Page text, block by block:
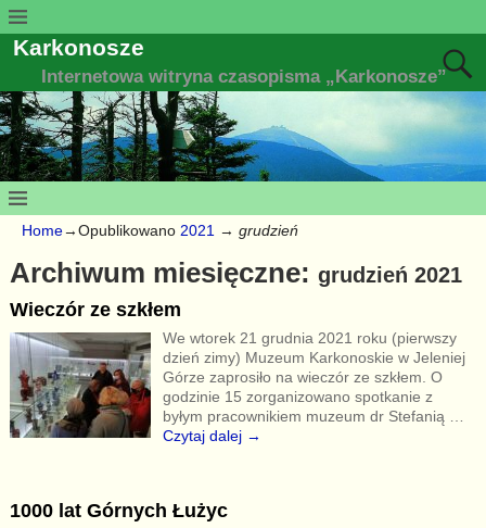
Karkonosze
Internetowa witryna czasopisma „Karkonosze”
Home→Opublikowano 2021 → grudzień
Archiwum miesięczne: grudzień 2021
Wieczór ze szkłem
We wtorek 21 grudnia 2021 roku (pierwszy
dzień zimy) Muzeum Karkonoskie w Jeleniej
Górze zaprosiło na wieczór ze szkłem. O
godzinie 15 zorganizowano spotkanie z
byłym pracownikiem muzeum dr Stefanią
Czytaj dalej →
1000 lat Górnych Łużyc